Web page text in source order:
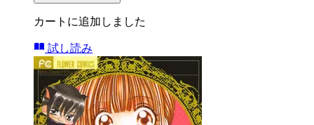
カートに追加しました
試し読み